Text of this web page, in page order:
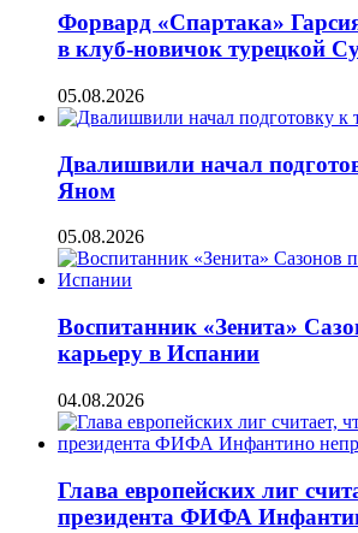
Форвард «Спартака»
в клуб-новичок турецкой
05.08.2026
Двалишвили начал
Яном
05.08.2026
Воспитанник «Зенита»
карьеру в Испании
04.08.2026
Глава европейских лиг
президента ФИФА